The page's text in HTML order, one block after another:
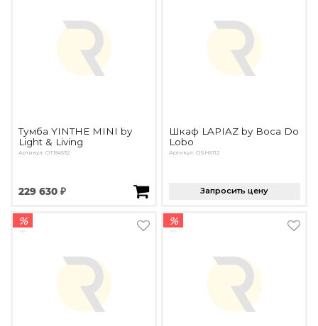
Тумба YINTHE MINI by
Light & Living
Артикул: OTB4532
229 630 ₽
Шкаф LAPIAZ by Boca Do
Lobo
Артикул: OSH5112
Запросить цену
% %